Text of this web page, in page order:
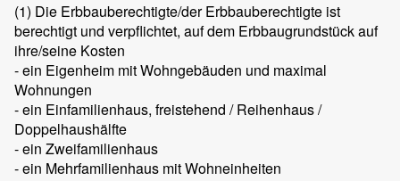
(1) Die Erbbauberechtigte/der Erbbauberechtigte ist
berechtigt und verpflichtet, auf dem Erbbaugrundstück auf
ihre/seine Kosten
- ein Eigenheim mitWohngebäuden und maximal
Wohnungen
- ein Einfamilienhaus, freistehend / Reihenhaus /
Doppelhaushälfte
- ein Zweifamilienhaus
- ein Mehrfamilienhaus mitWohneinheiten